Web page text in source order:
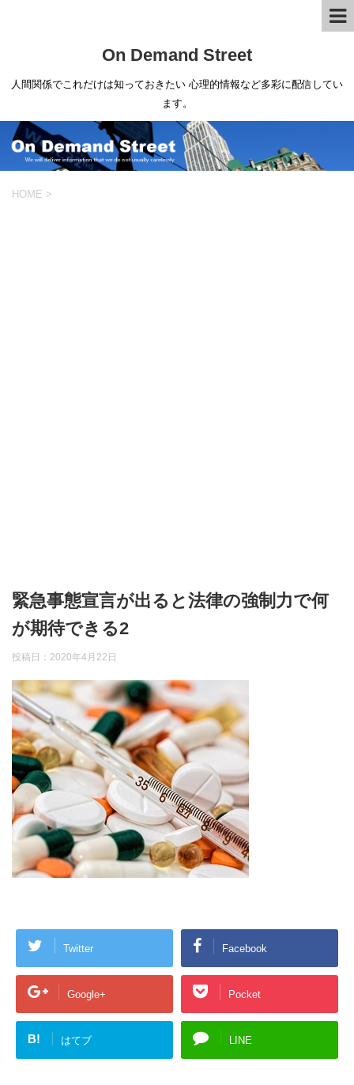
On Demand Street
人間関係でこれだけは知っておきたい 心理的情報など多彩に配信してい
ます。
HOME >
緊急事態宣言が出ると法律の強制力で何
が期待できる2
投稿日： 2020年4月22日
Twitter Facebook
Google+ Pocket
B! はてブ LINE